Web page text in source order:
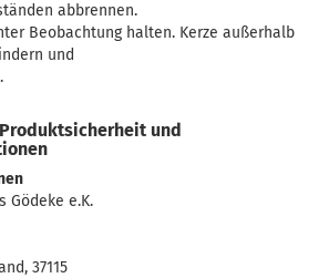
abbrennen.
Beobachtung halten. Kerze außerhalb
und
und
Gödeke e.K.
37115